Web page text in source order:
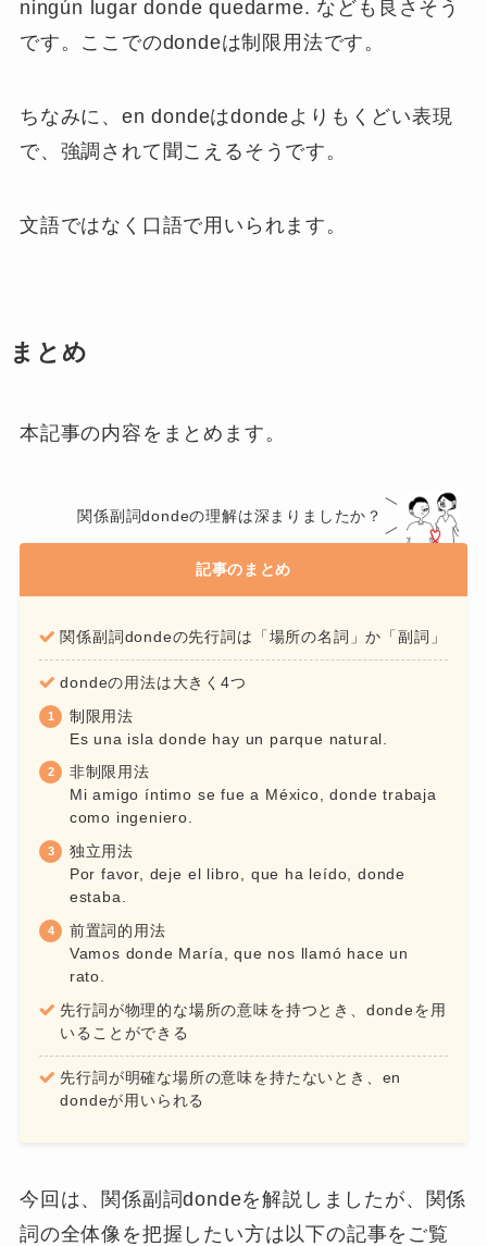
ningún lugar donde quedarme. なども良さそう
です。ここでのdondeは制限用法です。
ちなみに、en dondeはdondeよりもくどい表現
で、強調されて聞こえるそうです。
文語ではなく口語で用いられます。
まとめ
本記事の内容をまとめます。
関係副詞dondeの理解は深まりましたか？
記事のまとめ
関係副詞dondeの先行詞は「場所の名詞」か「副詞」
dondeの用法は大きく4つ
制限用法
Es una isla donde hay un parque natural.
非制限用法
Mi amigo íntimo se fue a México, donde trabaja
como ingeniero.
独立用法
Por favor, deje el libro, que ha leído, donde
estaba.
前置詞的用法
Vamos donde María, que nos llamó hace un
rato.
先行詞が物理的な場所の意味を持つとき、dondeを用
いることができる
先行詞が明確な場所の意味を持たないとき、en
dondeが用いられる
今回は、関係副詞dondeを解説しましたが、関係
詞の全体像を把握したい方は以下の記事をご覧